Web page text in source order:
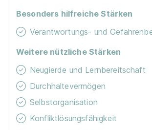
Besonders hilfreiche Stärken
Verantwortungs- und
Weitere nützliche Stärken
Neugierde und Lernbereitschaft
Durchhaltevermögen
Selbstorganisation
Konfliktlösungsfähigkeit